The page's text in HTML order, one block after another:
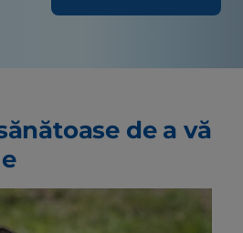
de a vă